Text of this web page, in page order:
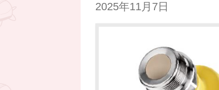
2025年11月7日